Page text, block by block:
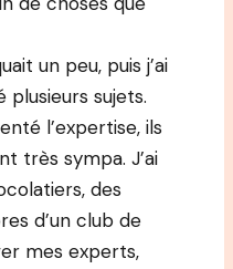
un peu, puis j’ai
plusieurs sujets.
l’expertise, ils
très sympa. J’ai
des
d’un club de
mes experts,